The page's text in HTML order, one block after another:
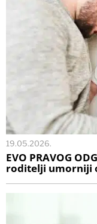
19.05.2026.
EVO PRAVOG
roditelji umorniji